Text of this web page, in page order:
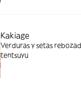
Kakiage
Verduras y setas
tentsuyu